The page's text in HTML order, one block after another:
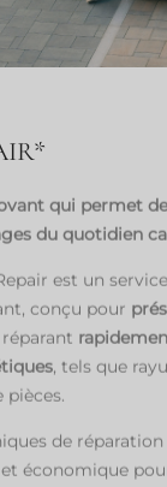
qui permet
du quotidien
est un
conçu pour
, tels que
de
économique